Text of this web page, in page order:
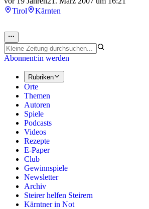
Tirol
Kärnten
Abonnent:in werden
Rubriken
Orte
Themen
Autoren
Spiele
Podcasts
Videos
Rezepte
E-Paper
Club
Gewinnspiele
Newsletter
Archiv
Steirer helfen Steirern
Kärntner in Not